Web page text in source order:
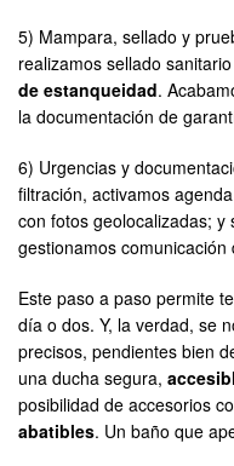
5) Mampara, sellado y
realizamos sellado
de estanqueidad.
la documentación de
6) Urgencias y
filtración, activamos
con fotos geolocalizadas;
gestionamos
Este paso a paso permite
día o dos. Y, la verdad, se
precisos, pendientes bien
una ducha segura,
posibilidad de accesorios
abatibles. Un baño que